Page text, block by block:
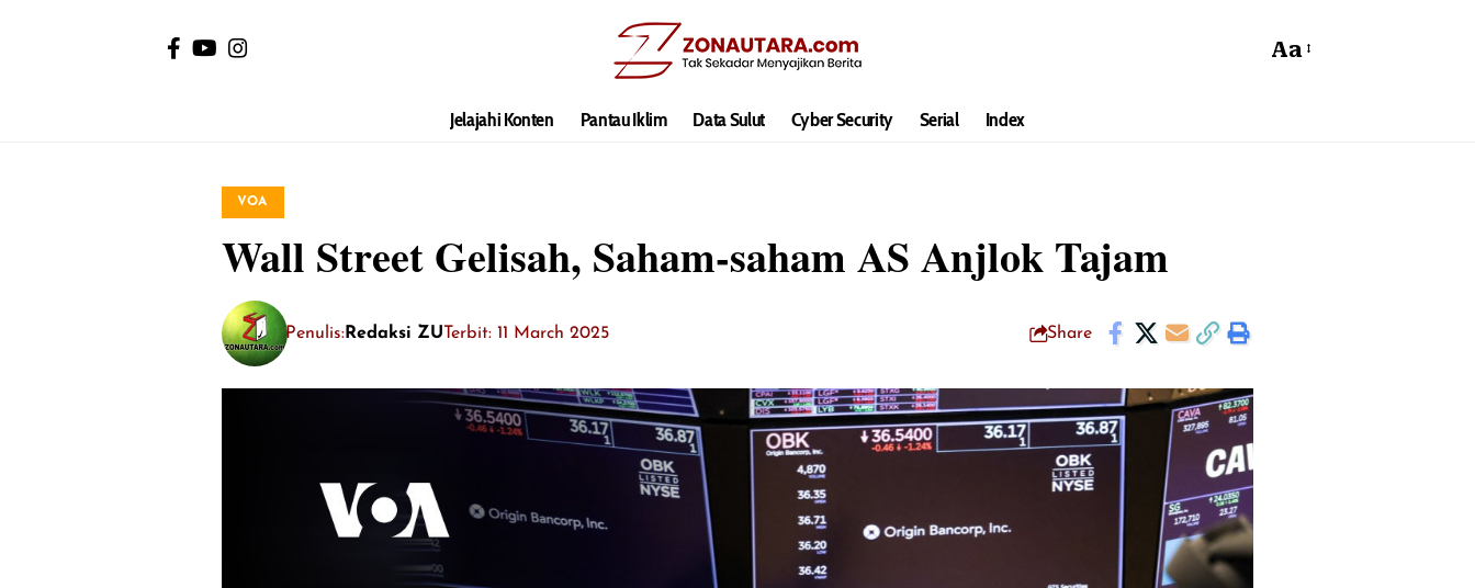
Aa
Jelajahi Konten Pantau Iklim Data Sulut Cyber Security Serial Index
VOA
Wall Street Gelisah, Saham-saham AS Anjlok Tajam
Penulis:Redaksi ZU Terbit: 11 March 2025 Share